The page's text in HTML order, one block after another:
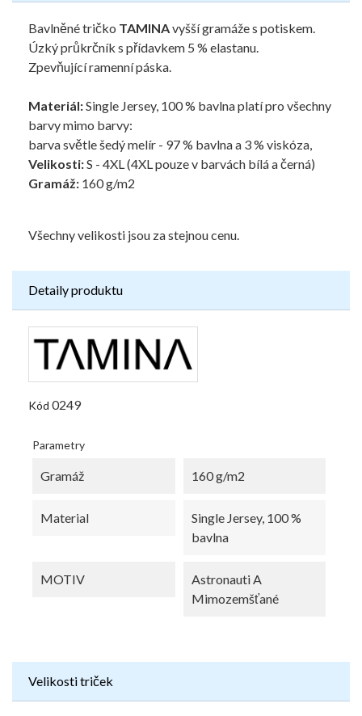
Bavlněné tričko TAMINAvyšší gramáže s potiskem.
Úzký průkrčník s přídavkem 5 % elastanu.
Zpevňující ramenní páska.
Materiál:Single Jersey, 100 % bavlna platí pro všechny
barvy mimo barvy:
barva světle šedý melír - 97 % bavlna a 3 % viskóza,
Velikosti:S - 4XL (4XL pouze v barvách bílá a černá)
Gramáž: 160 g/m2
Všechny velikosti jsou za stejnou cenu.
Detaily produktu
Kód 0249
Parametry
Gramáž 160 g/m2
Material
Single Jersey, 100 %
bavlna
MOTIV
Astronauti A
Mimozemšťané
Velikosti triček